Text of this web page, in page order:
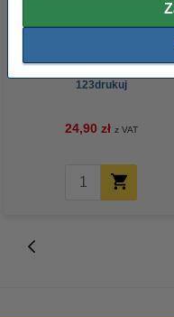
Dyspenser do taśm
123drukuj
24,90 zł z VAT